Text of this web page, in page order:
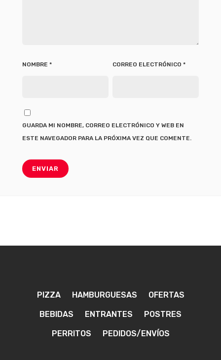
NOMBRE * CORREO ELECTRÓNICO *
GUARDA MI NOMBRE, CORREO ELECTRÓNICO Y WEB EN
ESTE NAVEGADOR PARA LA PRÓXIMA VEZ QUE COMENTE.
PIZZA HAMBURGUESAS OFERTAS
BEBIDAS ENTRANTES POSTRES
PERRITOS PEDIDOS/ENVÍOS